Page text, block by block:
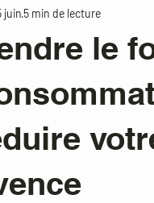
le
juin 5 min de lecture